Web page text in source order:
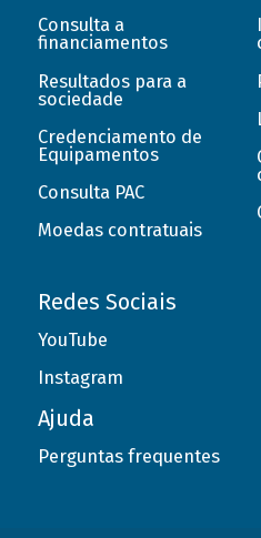
Consulta a
financiamentos
Resultados para a
sociedade
Credenciamento de
Equipamentos
Consulta PAC
Moedas contratuais
Redes Sociais
YouTube
Instagram
Ajuda
Perguntas frequentes